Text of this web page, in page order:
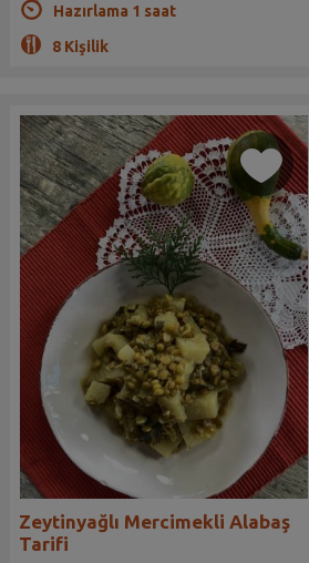
Hazırlama 1 saat
8 Kişilik
Zeytinyağlı Mercimekli Alabaş
Tarifi